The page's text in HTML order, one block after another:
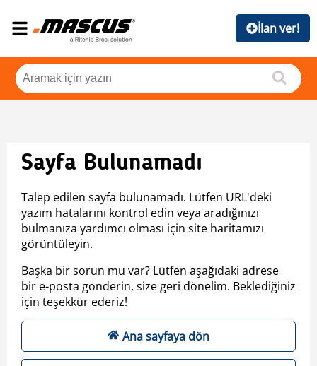
İlan ver!
Sayfa Bulunamadı
Talep edilen sayfa bulunamadı. Lütfen URL'deki
yazım hatalarını kontrol edin veya aradığınızı
bulmanıza yardımcı olması için site haritamızı
görüntüleyin.
Başka bir sorun mu var? Lütfen aşağıdaki adrese
bir e-posta gönderin, size geri dönelim. Beklediğiniz
için teşekkür ederiz!
Ana sayfaya dön